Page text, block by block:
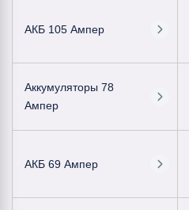
АКБ 105 Ампер
Аккумуляторы 78
Ампер
АКБ 69 Ампер